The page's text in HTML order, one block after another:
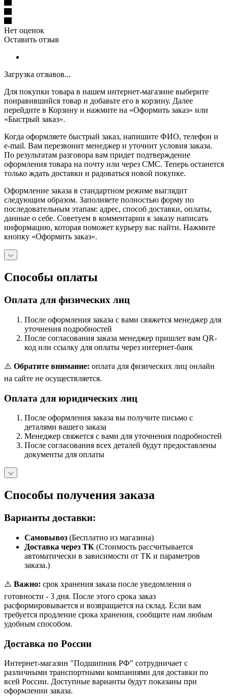
Нет оценок
Оставить отзыв
Загрузка отзывов...
Для покупки товара в нашем интернет-магазине выберите
понравившийся товар и добавьте его в корзину. Далее
перейдите в Корзину и нажмите на «Оформить заказ» или
«Быстрый заказ».
Когда оформляете быстрый заказ, напишите ФИО, телефон и
e-mail. Вам перезвонит менеджер и уточнит условия заказа.
По результатам разговора вам придет подтверждение
оформления товара на почту или через СМС. Теперь останется
только ждать доставки и радоваться новой покупке.
Оформление заказа в стандартном режиме выглядит
следующим образом. Заполняете полностью форму по
последовательным этапам: адрес, способ доставки, оплаты,
данные о себе. Советуем в комментарии к заказу написать
информацию, которая поможет курьеру вас найти. Нажмите
кнопку «Оформить заказ».
Способы оплаты
Оплата для физических лиц
После оформления заказа с вами свяжется менеджер для
уточнения подробностей
После согласования заказа менеджер пришлет вам QR-
код или ссылку для оплаты через интернет-банк
⚠️ Обратите внимание: оплата для физических лиц онлайн
на сайте не осуществляется.
Оплата для юридических лиц
После оформления заказа вы получите письмо с
деталями вашего заказа
Менеджер свяжется с вами для уточнения подробностей
После согласования всех деталей будут предоставлены
документы для оплаты
Способы получения заказа
Варианты доставки:
Самовывоз (Бесплатно из магазина)
Доставка через ТК (Стоимость рассчитывается
автоматически в зависимости от ТК и параметров
заказа.)
⚠️ Важно: срок хранения заказа после уведомления о
готовности - 3 дня. После этого срока заказ
расформировывается и возвращается на склад. Если вам
требуется продление срока хранения, сообщите нам любым
удобным способом.
Доставка по России
Интернет-магазин "Подшипник РФ" сотрудничает с
различными транспортными компаниями для доставки по
всей России. Доступные варианты будут показаны при
оформлении заказа.